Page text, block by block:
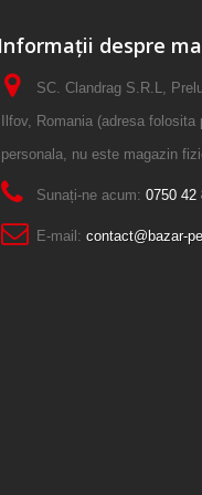
Informații despre
SC. Clandrag S.R.L,
Ilfov, Romania (adresa
personala, nu este magazin
Sunați-ne acum: 0750 42
E-mail: contact@bazar-